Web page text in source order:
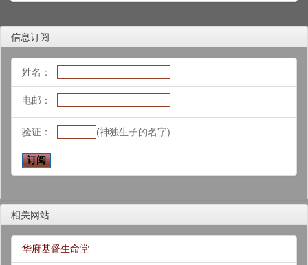
信息订阅
姓名：
电邮：
验证： (神独生子的名字)
相关网站
华府基督生命堂